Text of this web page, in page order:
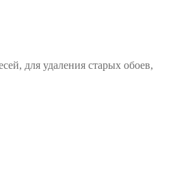
для удаления старых обоев,